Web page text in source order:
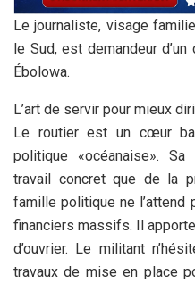
Le journaliste, visage
le Sud, est demandeur
Ébolowa.
L’art de servir pour mieux
Le routier est un cœur
politique «océanaise».
travail concret que de la
famille politique ne
financiers massifs. Il
d’ouvrier. Le militant
travaux de mise en place